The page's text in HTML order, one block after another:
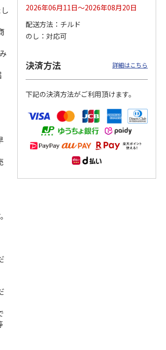
【冷凍】
ソムリ
ＯＸ
＜お中元＞ケーファ
ー 生ハム・サラミ
セット（東日本版）
4,220円
＜お中元＞ケーファ
ー 生ハム・サラミ
セット（東日本版）
5,840円
(送料・税込)
2026年06月11日～2026年08月20日
配送方法
チルド
のし
対応可
決済方法 詳細はこちら
下記の決済方法がご利用頂けます。